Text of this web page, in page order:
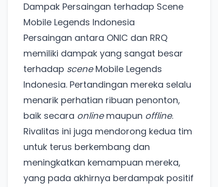
Dampak Persaingan terhadap Scene
Mobile Legends Indonesia
Persaingan antara ONIC dan RRQ
memiliki dampak yang sangat besar
terhadap sceneMobile Legends
Indonesia. Pertandingan mereka selalu
menarik perhatian ribuan penonton,
baik secara onlinemaupun offline.
Rivalitas ini juga mendorong kedua tim
untuk terus berkembang dan
meningkatkan kemampuan mereka,
yang pada akhirnya berdampak positif